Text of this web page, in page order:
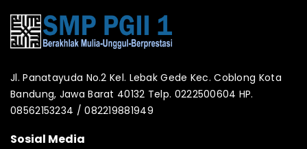
Jl. Panatayuda No.2 Kel. Lebak Gede Kec. Coblong Kota
Bandung, Jawa Barat 40132 Telp. 0222500604 HP.
08562153234 / 082219881949
Sosial Media